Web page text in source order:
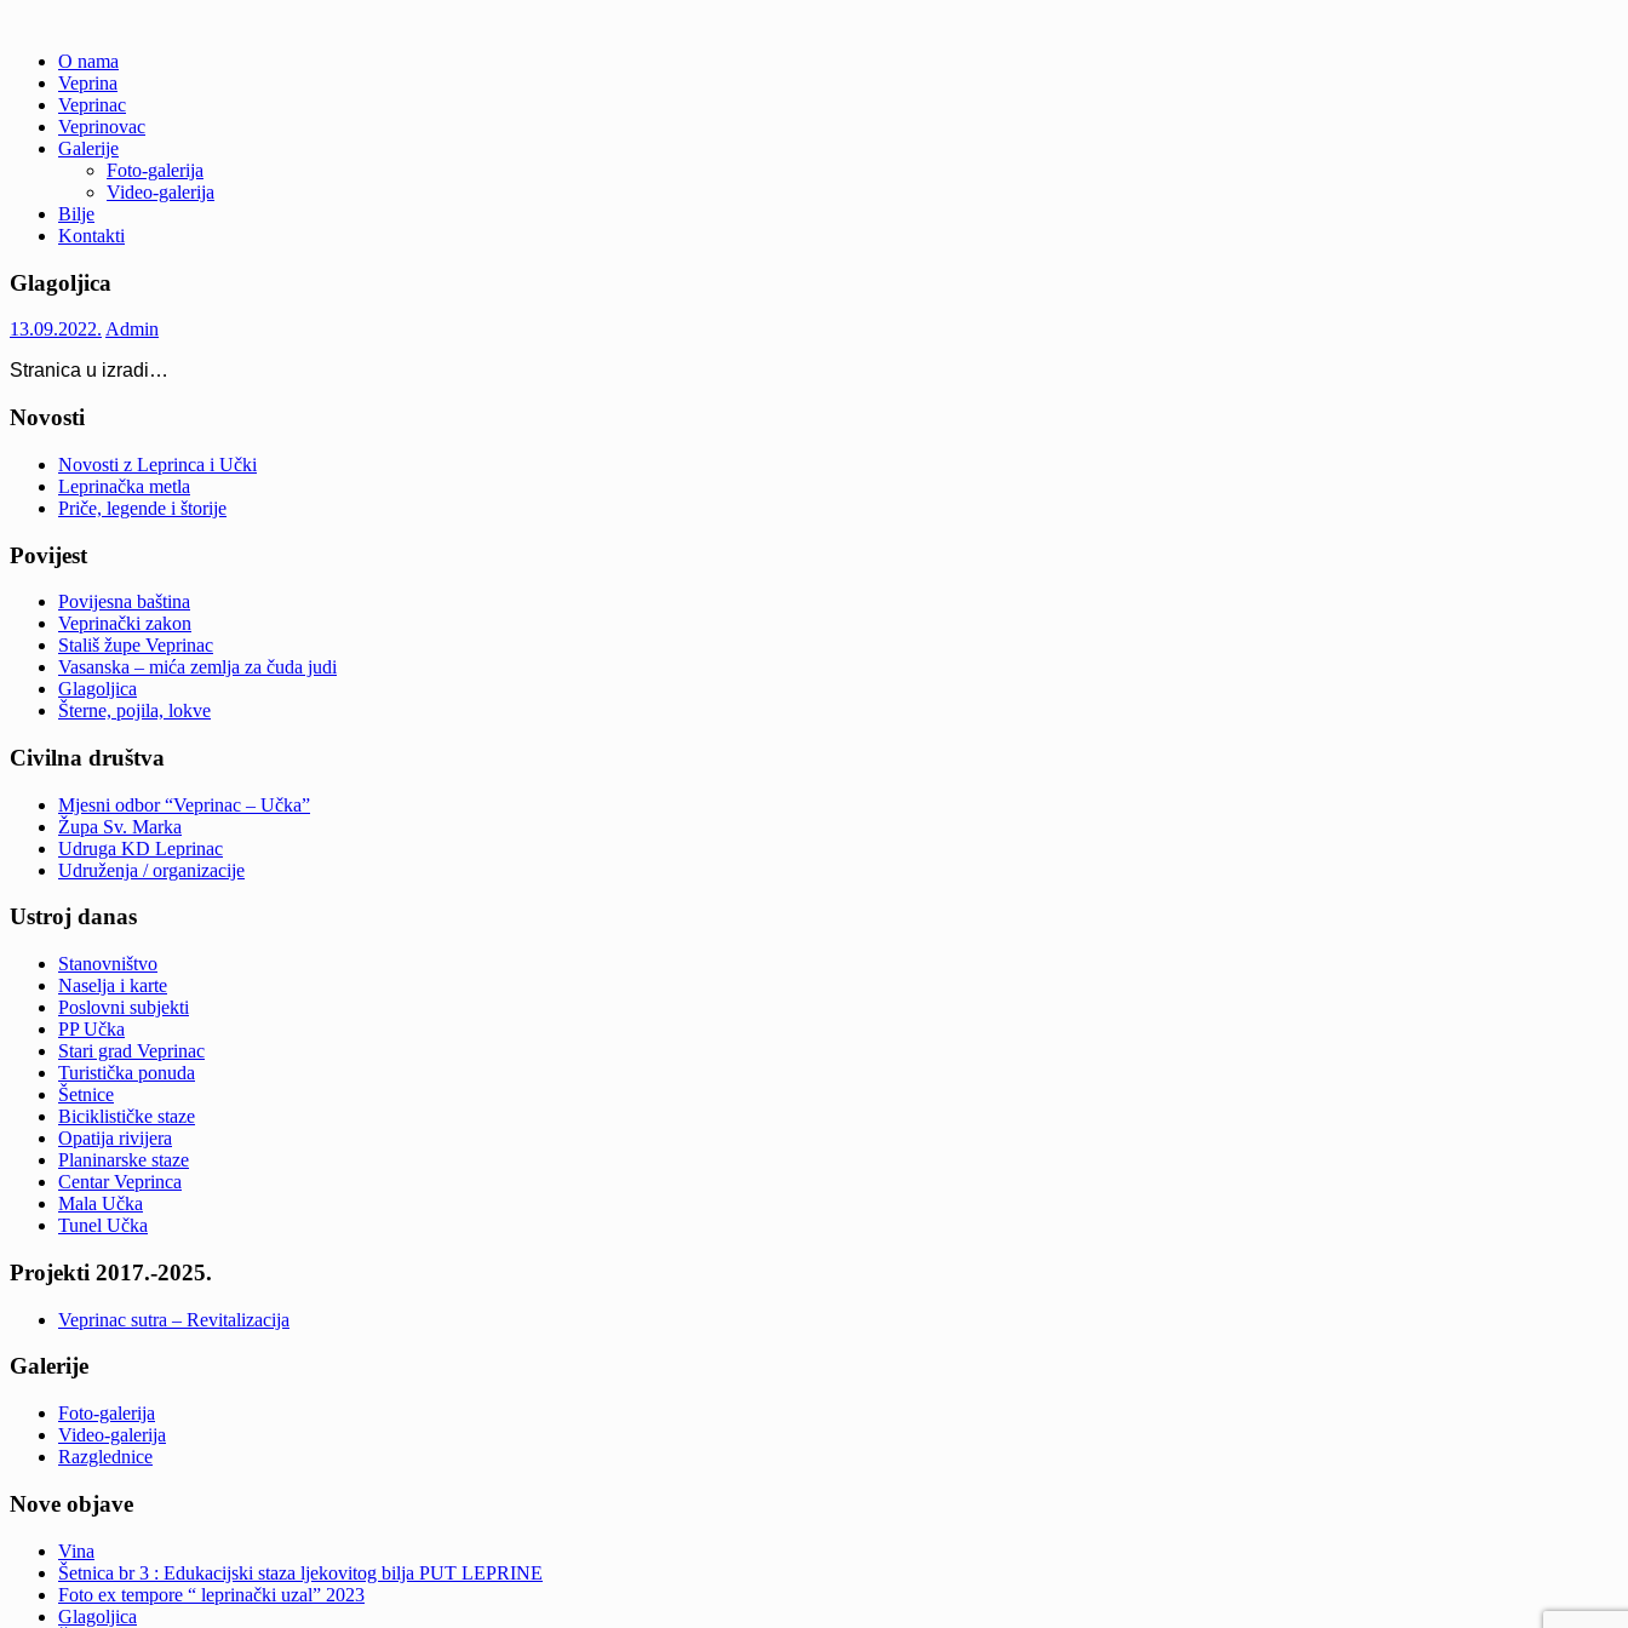
content
Veprina
Veprina(c)
O nama
Veprina
Veprinac
Veprinovac
Galerije
Foto-galerija
Video-galerija
Bilje
Kontakti
Glagoljica
13.09.2022. Admin
Stranica u izradi…
Novosti
Novosti z Leprinca i Učki
Leprinačka metla
Priče, legende i štorije
Povijest
Povijesna baština
Veprinački zakon
Stališ župe Veprinac
Vasanska – mića zemlja za čuda judi
Glagoljica
Šterne, pojila, lokve
Civilna društva
Mjesni odbor “Veprinac – Učka”
Župa Sv. Marka
Udruga KD Leprinac
Udruženja / organizacije
Ustroj danas
Stanovništvo
Naselja i karte
Poslovni subjekti
PP Učka
Stari grad Veprinac
Turistička ponuda
Šetnice
Biciklističke staze
Opatija rivijera
Planinarske staze
Centar Veprinca
Mala Učka
Tunel Učka
Projekti 2017.-2025.
Veprinac sutra – Revitalizacija
Galerije
Foto-galerija
Video-galerija
Razglednice
Nove objave
Vina
Šetnica br 3 : Edukacijski staza ljekovitog bilja PUT LEPRINE
Foto ex tempore “ leprinački uzal” 2023
Glagoljica